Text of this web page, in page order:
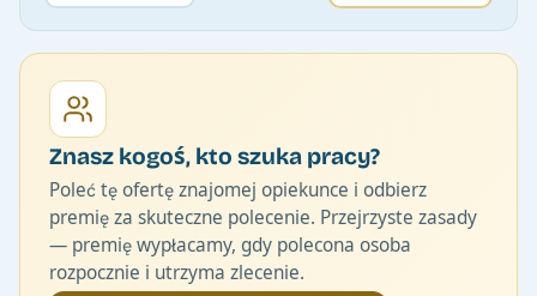
Znasz kogoś, kto szuka pracy?
Poleć tę ofertę znajomej opiekunce i odbierz
premię za skuteczne polecenie. Przejrzyste zasady
— premię wypłacamy, gdy polecona osoba
rozpocznie i utrzyma zlecenie.